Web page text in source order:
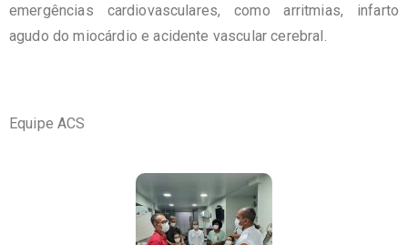
emergências cardiovasculares, como arritmias, infarto
agudo do miocárdio e acidente vascular cerebral.
Equipe ACS